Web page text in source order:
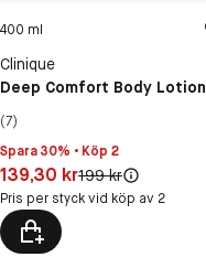
400 ml
Clinique
Deep Comfort Body Lotion
(7)
Spara 30% • Köp 2
Pris: 139,30 kr
139,30 krOriginal pris:
199 kr
Pris per styck vid köp av 2